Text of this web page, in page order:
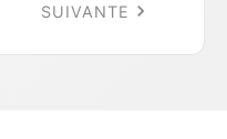
SUIVANTE